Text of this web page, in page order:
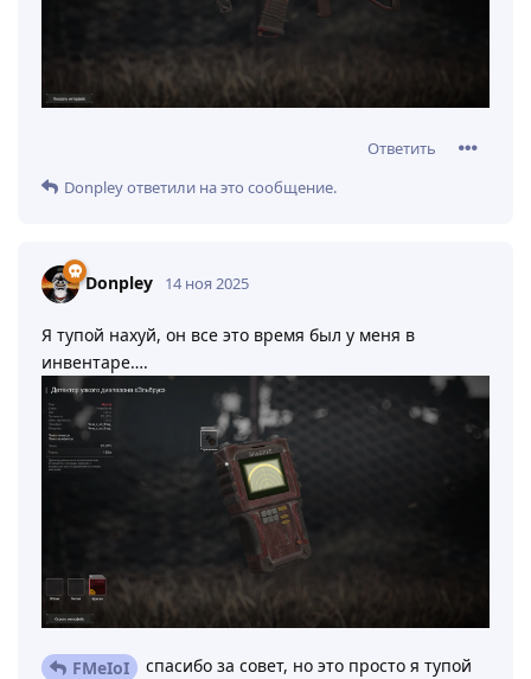
Ответить
Donpleyответили на это сообщение.
Donpley 14 ноя 2025
Я тупой нахуй, он все это время был у меня в
инвентаре….
FMeIoI спасибо за совет, но это просто я тупой